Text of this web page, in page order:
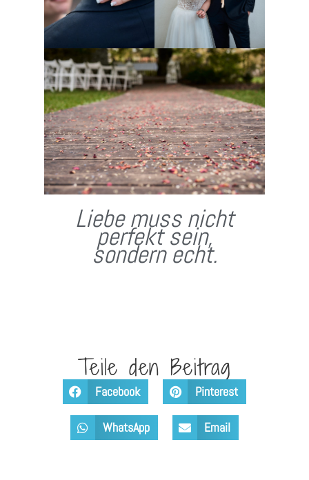
Liebe muss nicht
perfekt sein,
sondern echt.
Teile den Beitrag
Facebook Pinterest
WhatsApp Email